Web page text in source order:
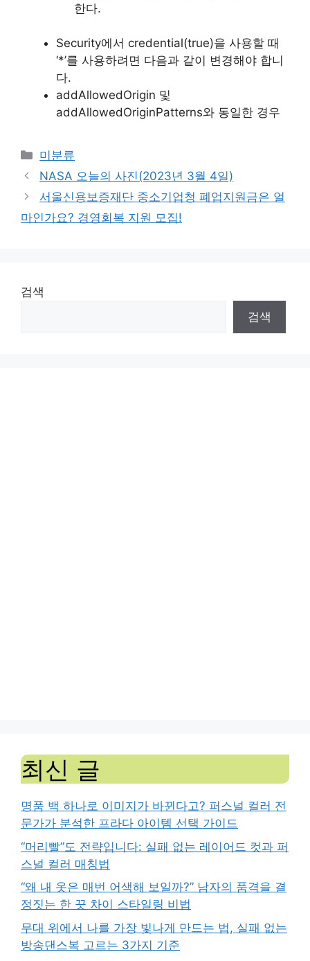
한다.
Security에서 credential(true)을 사용할 때
‘*’를 사용하려면 다음과 같이 변경해야 합니
다.
addAllowedOrigin 및
addAllowedOriginPatterns와 동일한 경우
Categories
미분류
NASA 오늘의 사진(2023년 3월 4일)
서울신용보증재단 중소기업청 폐업지원금은 얼
마인가요? 경영회복 지원 모집!
검색
검색
최신 글
명품 백 하나로 이미지가 바뀐다고? 퍼스널 컬러 전
문가가 분석한 프라다 아이템 선택 가이드
“머리빨”도 전략입니다: 실패 없는 레이어드 컷과 퍼
스널 컬러 매칭법
“왜 내 옷은 매번 어색해 보일까?” 남자의 품격을 결
정짓는 한 끗 차이 스타일링 비법
무대 위에서 나를 가장 빛나게 만드는 법, 실패 없는
방송댄스복 고르는 3가지 기준